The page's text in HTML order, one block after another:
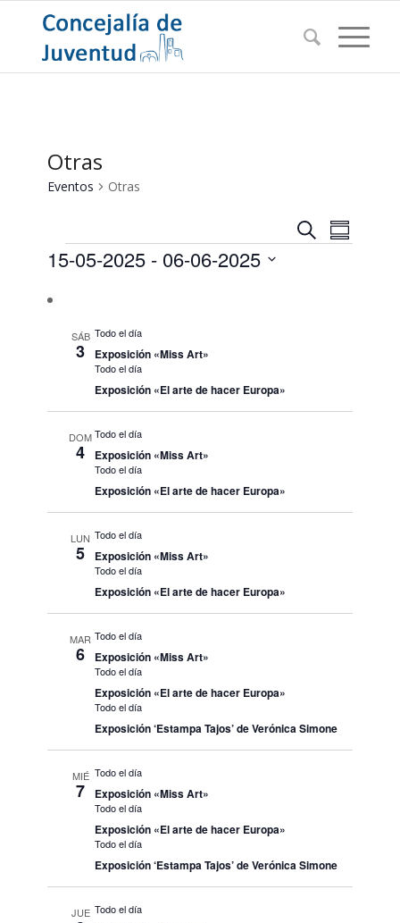
Otras
Eventos Otras
Buscar
de
Resumen
Eventos
15-05-2025 - 06-06-2025
fecha.
SÁB
3
Todo el día
Exposición «Miss Art»
Todo el día
Exposición «El arte de hacer Europa»
DOM
4
Todo el día
Exposición «Miss Art»
Todo el día
Exposición «El arte de hacer Europa»
LUN
5
Todo el día
Exposición «Miss Art»
Todo el día
Exposición «El arte de hacer Europa»
MAR
6
Todo el día
Exposición «Miss Art»
Todo el día
Exposición «El arte de hacer Europa»
Todo el día
Exposición ‘Estampa Tajos’ de Verónica Simone
MIÉ
7
Todo el día
Exposición «Miss Art»
Todo el día
Exposición «El arte de hacer Europa»
Todo el día
Exposición ‘Estampa Tajos’ de Verónica Simone
JUE Todo el día